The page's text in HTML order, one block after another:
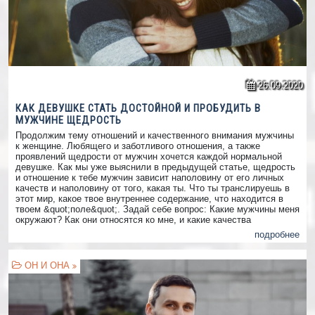
26.09.2020
КАК ДЕВУШКЕ СТАТЬ ДОСТОЙНОЙ И ПРОБУДИТЬ В
МУЖЧИНЕ ЩЕДРОСТЬ
Продолжим тему отношений и качественного внимания мужчины
к женщине. Любящего и заботливого отношения, а также
проявлений щедрости от мужчин хочется каждой нормальной
девушке. Как мы уже выяснили в предыдущей статье, щедрость
и отношение к тебе мужчин зависит наполовину от его личных
качеств и наполовину от того, какая ты. Что ты транслируешь в
этот мир, какое твое внутреннее содержание, что находится в
твоем &quot;поле&quot;. Задай себе вопрос: Какие мужчины меня
окружают? Как они относятся ко мне, и какие качества
устраивают, то попытайся выяснить &ndash; чем от тебя
&laquo;фонит&raquo;. Какие твои черты не дают мужчинам
делать тебя счастливее? Бывает, что самой в этом разобраться
сложно. В таком случае я готов тебе помочь, и приглашаю на
бесплатную экспресс-консультацию, где мы разберемся с твоими
затруднениями. Читайте также: 10 пунктов, которые важно
простить себе.. И так, какими качествами обладает достойная
подробнее
ОН И ОНА